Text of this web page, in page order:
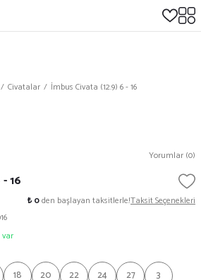
Civatalar İmbus Civata (12.9) 6 - 16
Yorumlar (0)
16
₺ 0den başlayan taksitlerle!Taksit Seçenekleri
var
18 20 22 24 27
3